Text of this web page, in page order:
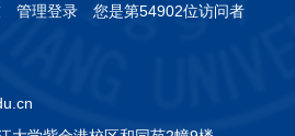
管理登录 您是第54902位访问者